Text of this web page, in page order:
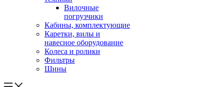
Вилочные
погрузчики
Кабины, комплектующие
Каретки, вилы и
навесное оборудование
Колеса и ролики
Фильтры
Шины